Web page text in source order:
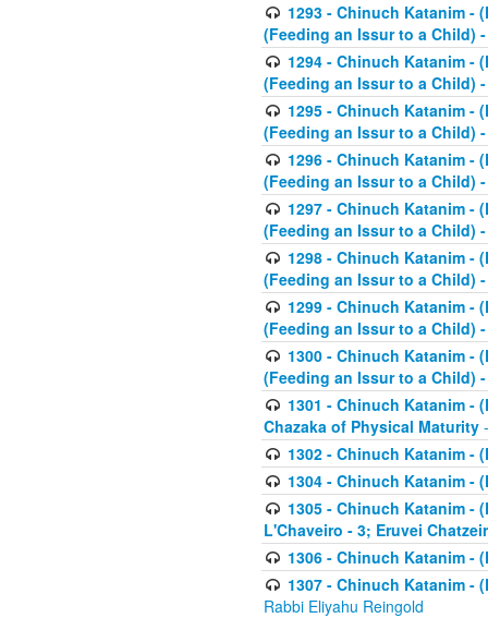
1293 - Chinuch Katanim -
(Feeding an Issur to a Child)
1294 - Chinuch Katanim -
(Feeding an Issur to a Child)
1295 - Chinuch Katanim -
(Feeding an Issur to a Child)
1296 - Chinuch Katanim -
(Feeding an Issur to a Child)
1297 - Chinuch Katanim -
(Feeding an Issur to a Child)
1298 - Chinuch Katanim -
(Feeding an Issur to a Child)
1299 - Chinuch Katanim -
(Feeding an Issur to a Child)
1300 - Chinuch Katanim -
(Feeding an Issur to a Child)
1301 - Chinuch Katanim -
Chazaka of Physical Maturity
1302 - Chinuch Katanim -
1304 - Chinuch Katanim -
1305 - Chinuch Katanim -
L'Chaveiro - 3; Eruvei
1306 - Chinuch Katanim -
1307 - Chinuch Katanim -
Rabbi Eliyahu Reingold